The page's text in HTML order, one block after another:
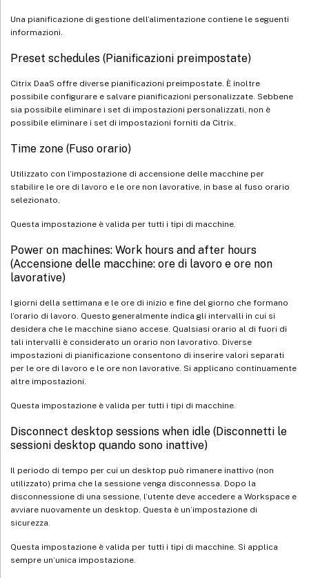
Una pianificazione di gestione dell’alimentazione contiene le seguenti
informazioni.
Preset schedules (Pianificazioni preimpostate)
Citrix DaaS offre diverse pianificazioni preimpostate. È inoltre
possibile configurare e salvare pianificazioni personalizzate. Sebbene
sia possibile eliminare i set di impostazioni personalizzati, non è
possibile eliminare i set di impostazioni forniti da Citrix.
Time zone (Fuso orario)
Utilizzato con l’impostazione di accensione delle macchine per
stabilire le ore di lavoro e le ore non lavorative, in base al fuso orario
selezionato.
Questa impostazione è valida per tutti i tipi di macchine.
Power on machines: Work hours and after hours
(Accensione delle macchine: ore di lavoro e ore non
lavorative)
I giorni della settimana e le ore di inizio e fine del giorno che formano
l’orario di lavoro. Questo generalmente indica gli intervalli in cui si
desidera che le macchine siano accese. Qualsiasi orario al di fuori di
tali intervalli è considerato un orario non lavorativo. Diverse
impostazioni di pianificazione consentono di inserire valori separati
per le ore di lavoro e le ore non lavorative. Si applicano continuamente
altre impostazioni.
Questa impostazione è valida per tutti i tipi di macchine.
Disconnect desktop sessions when idle (Disconnetti le
sessioni desktop quando sono inattive)
Il periodo di tempo per cui un desktop può rimanere inattivo (non
utilizzato) prima che la sessione venga disconnessa. Dopo la
disconnessione di una sessione, l’utente deve accedere a Workspace e
avviare nuovamente un desktop. Questa è un’impostazione di
sicurezza.
Questa impostazione è valida per tutti i tipi di macchine. Si applica
sempre un’unica impostazione.